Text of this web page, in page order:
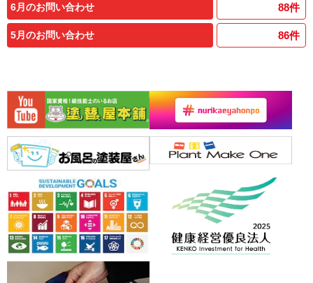
6月のお問い合わせ 88件
5月のお問い合わせ 86件